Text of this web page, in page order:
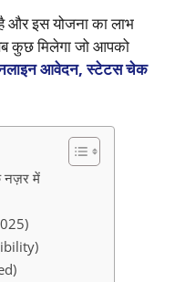
और इस योजना का लाभ
कुछ मिलेगा जो आपको
आवेदन, स्टेटस चेक
नज़र में